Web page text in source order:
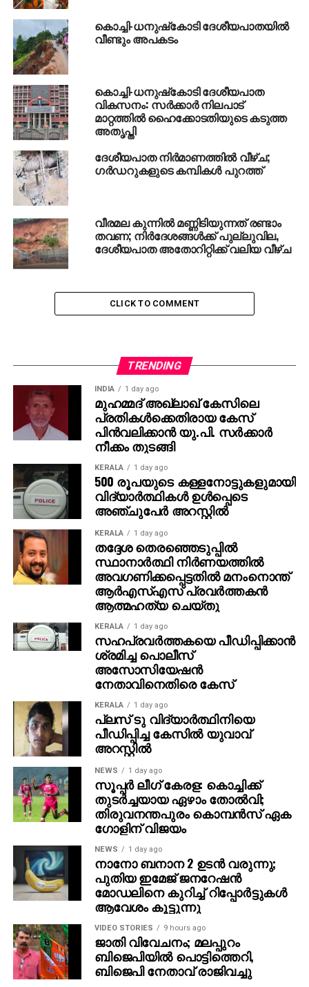
കൊച്ചി-ധനുഷ്‌കോടി ദേശീയപാതയില്‍
വീണ്ടും അപകടം
കൊച്ചി-ധനുഷ്‌കോടി ദേശീയപാത
വികസനം: സര്‍ക്കാര്‍ നിലപാട്
മാറ്റത്തില്‍ ഹൈക്കോടതിയുടെ കടുത്ത
അതൃപ്തി
ദേശീയപാത നിര്‍മാണത്തില്‍ വീഴ്ച;
ഗര്‍ഡറുകളുടെ കമ്പികള്‍ പുറത്ത്
വീരമല കുന്നിൽ മണ്ണിടിയുന്നത് രണ്ടാം
തവണ; നിർദേശങ്ങൾക്ക് പുല്ലുവില,
ദേശീയപാത അതോറിറ്റിക്ക് വലിയ വീഴ്ച
CLICK TO COMMENT
TRENDING
INDIA 1 day ago
മുഹമ്മദ് അഖ്‌ലാഖ് കേസിലെ
പ്രതികള്‍ക്കെതിരായ കേസ്
പിന്‍വലിക്കാന്‍ യു.പി. സര്‍ക്കാര്‍
നീക്കം തുടങ്ങി
KERALA 1 day ago
500 രൂപയുടെ കള്ളനോട്ടുകളുമായി
വിദ്യാര്‍ത്ഥികള്‍ ഉള്‍പ്പെടെ
അഞ്ചുപേര്‍ അറസ്റ്റില്‍
KERALA 1 day ago
തദ്ദേശ തെരഞ്ഞെടുപ്പില്‍
സ്ഥാനാര്‍ത്ഥി നിര്‍ണയത്തില്‍
അവഗണിക്കപ്പെട്ടതില്‍ മനംനൊന്ത്
ആര്‍എസ്എസ് പ്രവര്‍ത്തകന്‍
ആത്മഹത്യ ചെയ്തു
KERALA 1 day ago
സഹപ്രവര്‍ത്തകയെ പീഡിപ്പിക്കാന്‍
ശ്രമിച്ച പൊലീസ്
അസോസിയേഷന്‍
നേതാവിനെതിരെ കേസ്
KERALA 1 day ago
പ്ലസ് ടു വിദ്യാര്‍ത്ഥിനിയെ
പീഡിപ്പിച്ച കേസില്‍ യുവാവ്
അറസ്റ്റില്‍
NEWS 1 day ago
സൂപ്പര്‍ ലീഗ് കേരള: കൊച്ചിക്ക്
തുടര്‍ച്ചയായ ഏഴാം തോല്‍വി;
തിരുവനന്തപുരം കൊമ്പന്‍സ് ഏക
ഗോളിന് വിജയം
NEWS 1 day ago
നാനോ ബനാന 2 ഉടന്‍ വരുന്നു;
പുതിയ ഇമേജ് ജനറേഷന്‍
മോഡലിനെ കുറിച്ച് റിപ്പോര്‍ട്ടുകള്‍
ആവേശം കൂട്ടുന്നു
VIDEO STORIES 9 hours ago
ജാതി വിവേചനം; മലപ്പുറം
ബിജെപിയില്‍ പൊട്ടിത്തെറി,
ബിജെപി നേതാവ് രാജിവച്ചു